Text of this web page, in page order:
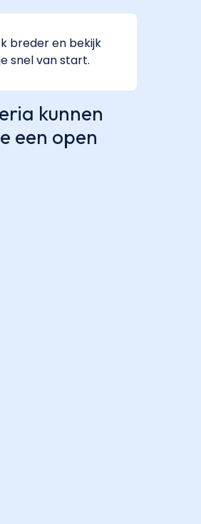
breder en bekijk
snel van start.
kunnen
een open